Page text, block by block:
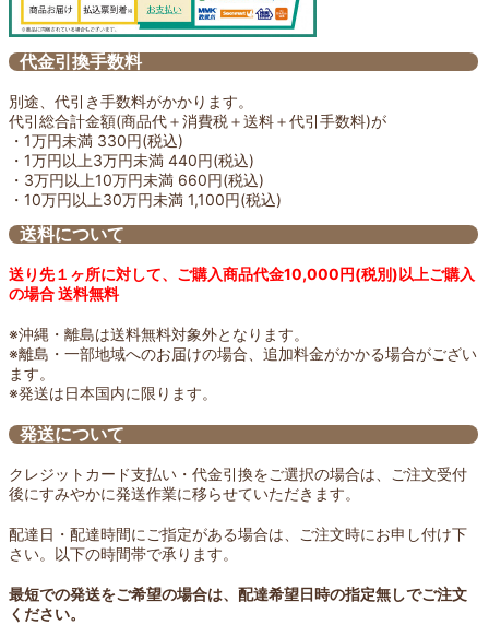
代金引換手数料
別途、代引き手数料がかかります。
代引総合計金額(商品代＋消費税＋送料＋代引手数料)が
・1万円未満 330円(税込)
・1万円以上3万円未満 440円(税込)
・3万円以上10万円未満 660円(税込)
・10万円以上30万円未満 1,100円(税込)
送料について
送り先１ヶ所に対して、ご購入商品代金10,000円(税別)以上ご購入
の場合 送料無料
※沖縄・離島は送料無料対象外となります。
※離島・一部地域へのお届けの場合、追加料金がかかる場合がござい
ます。
※発送は日本国内に限ります。
発送について
クレジットカード支払い・代金引換をご選択の場合は、ご注文受付
後にすみやかに発送作業に移らせていただきます。
配達日・配達時間にご指定がある場合は、ご注文時にお申し付け下
さい。以下の時間帯で承ります。
最短での発送をご希望の場合は、配達希望日時の指定無しでご注文
ください。